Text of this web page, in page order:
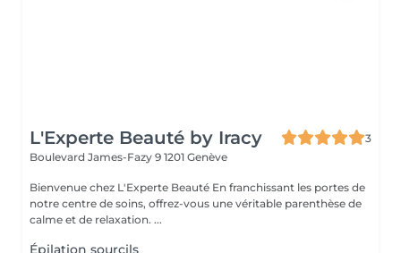
L'Experte Beauté by Iracy
3
Boulevard James-Fazy 9 1201 Genève
Bienvenue chez L'Experte Beauté En franchissant les portes de
notre centre de soins, offrez-vous une véritable parenthèse de
calme et de relaxation. ...
Épilation sourcils